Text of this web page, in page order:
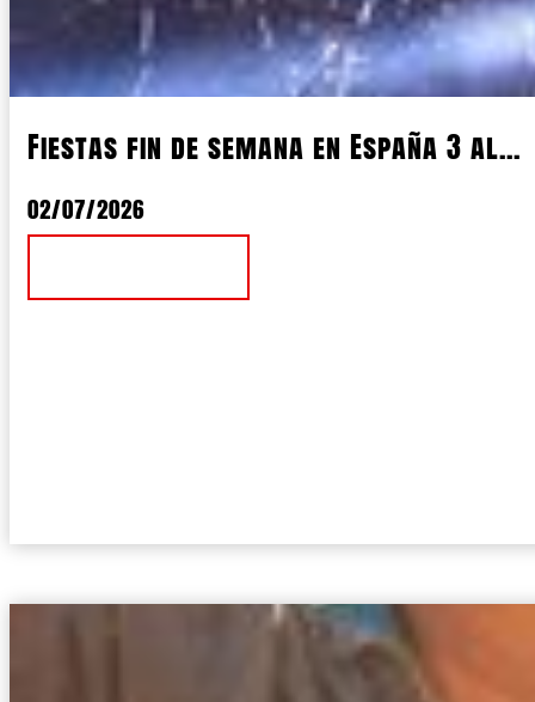
Fiestas fin de semana en España 3 al...
02/07/2026